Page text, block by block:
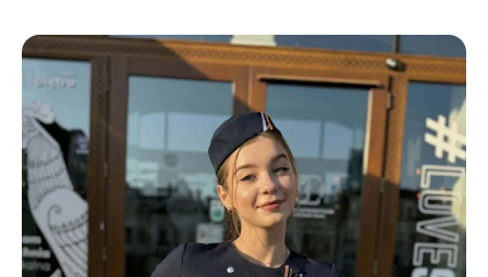
Obsługa
gali
lotniska
Jasionka–
Rzeszów